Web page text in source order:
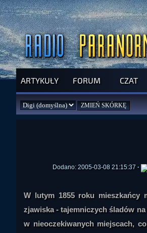
ARTYKUŁY FORUM CZAT
Dodano: 2005-03-08 21:15:37 ·
W lutym 1855 roku mieszkańcy
zjawiska - tajemniczych śladów
w nieoczekiwanych miejscach,